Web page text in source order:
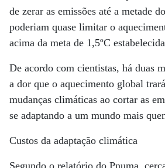
de zerar as emissões até a metade
poderiam quase limitar o
acima da meta de 1,5ºC
De acordo com cientistas, há duas
a dor que o aquecimento global
mudanças climáticas ao cortar as
se adaptando a um mundo mais
Custos da adaptação climática
Segundo o relatório do Pnuma,